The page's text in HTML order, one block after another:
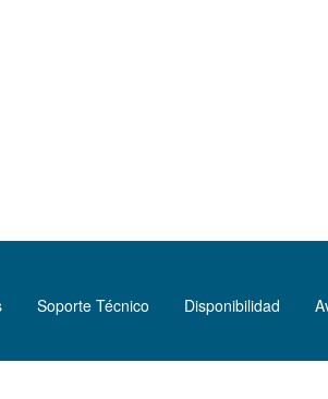
Soporte Técnico Disponibilidad